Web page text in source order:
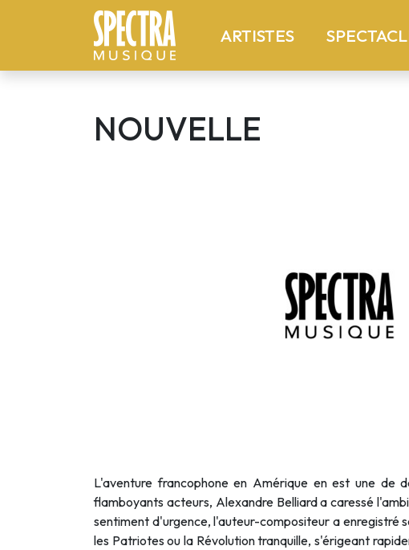
ARTISTES(current)
NOUVELLE
L'aventure francophone en Amérique en est une de
flamboyants acteurs, Alexandre Belliard a caressé
sentiment d'urgence, l'auteur-compositeur a enregistré
les Patriotes ou la Révolution tranquille, s'érigeant